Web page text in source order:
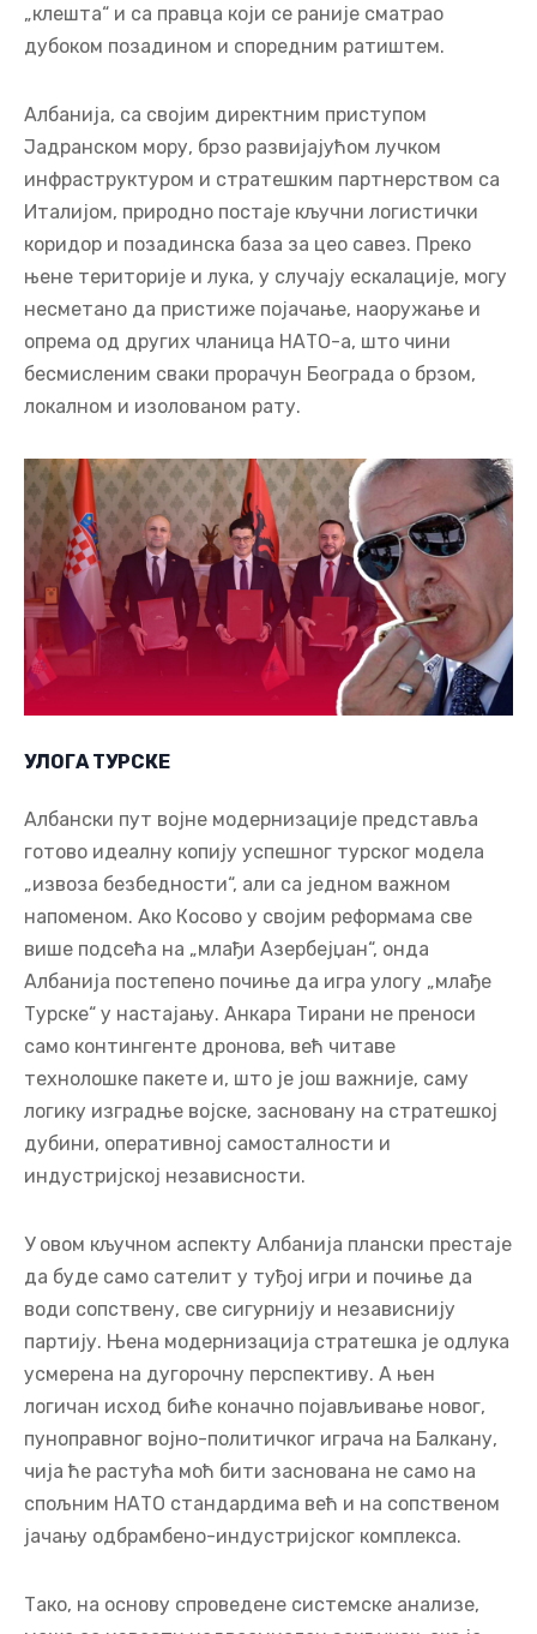
„клешта“ и са правца који се раније сматрао
дубоком позадином и споредним ратиштем.
Албанија, са својим директним приступом
Јадранском мору, брзо развијајућом лучком
инфраструктуром и стратешким партнерством са
Италијом, природно постаје кључни логистички
коридор и позадинска база за цео савез. Преко
њене територије и лука, у случају ескалације, могу
несметано да пристиже појачање, наоружање и
опрема од других чланица НАТО-а, што чини
бесмисленим сваки прорачун Београда о брзом,
локалном и изолованом рату.
УЛОГА ТУРСКЕ
Албански пут војне модернизације представља
готово идеалну копију успешног турског модела
„извоза безбедности“, али са једном важном
напоменом. Ако Косово у својим реформама све
више подсећа на „млађи Азербејџан“, онда
Албанија постепено почиње да игра улогу „млађе
Турске“ у настајању. Анкара Тирани не преноси
само контингенте дронова, већ читаве
технолошке пакете и, што је још важније, саму
логику изградње војске, засновану на стратешкој
дубини, оперативној самосталности и
индустријској независности.
У овом кључном аспекту Албанија плански престаје
да буде само сателит у туђој игри и почиње да
води сопствену, све сигурнију и независнију
партију. Њена модернизација стратешка је одлука
усмерена на дугорочну перспективу. А њен
логичан исход биће коначно појављивање новог,
пуноправног војно-политичког играча на Балкану,
чија ће растућа моћ бити заснована не само на
спољним НАТО стандардима већ и на сопственом
јачању одбрамбено-индустријског комплекса.
Тако, на основу спроведене системске анализе,